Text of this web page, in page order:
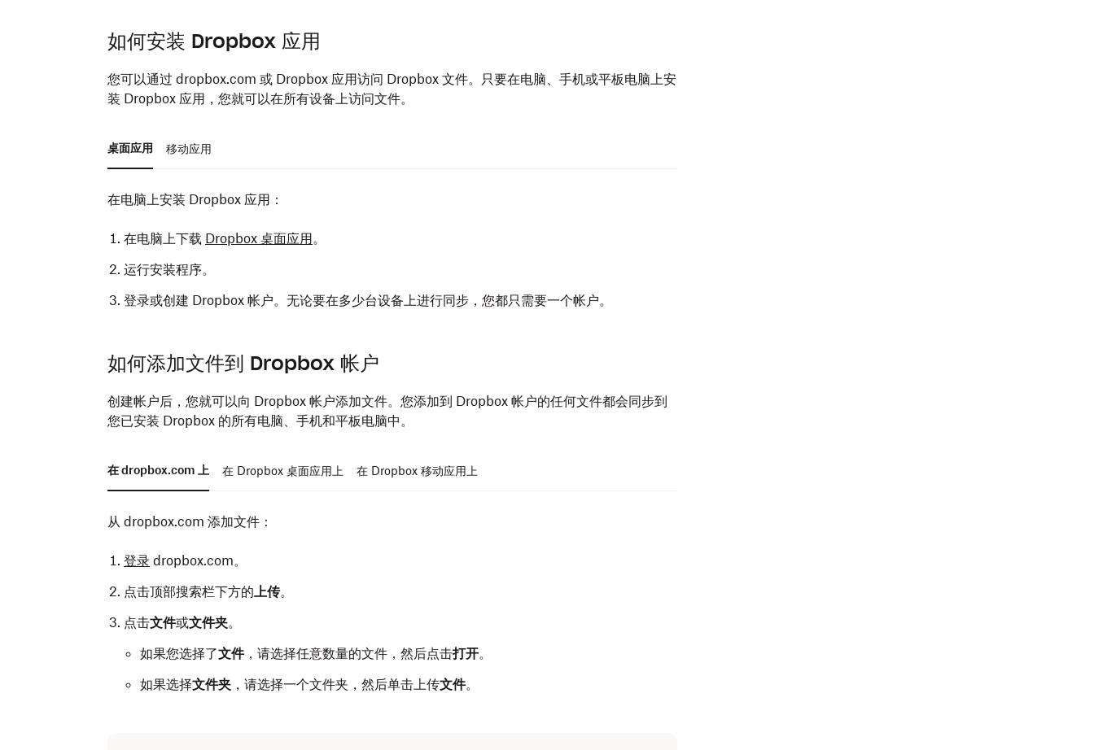
如何安装 Dropbox 应用
您可以通过 dropbox.com 或 Dropbox 应用访问 Dropbox 文件。只要在电脑、手机或平板电脑上安
装 Dropbox 应用，您就可以在所有设备上访问文件。
桌面应用 移动应用
在电脑上安装 Dropbox 应用：
在电脑上下载 Dropbox 桌面应用。
运行安装程序。
登录或创建 Dropbox 帐户。无论要在多少台设备上进行同步，您都只需要一个帐户。
在手机或平板电脑上，通过 App Store 或 Google Play 商店下载
打开应用。
如何添加文件到 Dropbox 帐户
创建帐户后，您就可以向 Dropbox 帐户添加文件。您添加到 Dropbox 帐户的任何文件都会同步到
您已安装 Dropbox 的所有电脑、手机和平板电脑中。
在 dropbox.com 上 在 Dropbox 桌面应用上 在 Dropbox 移动应用上
从 dropbox.com 添加文件：
登录 dropbox.com。
点击顶部搜索栏下方的上传。
点击文件或文件夹。
如果您选择了文件，请选择任意数量的文件，然后点击打开。
如果选择文件夹 ，请选择一个文件夹，然后单击上传文件。